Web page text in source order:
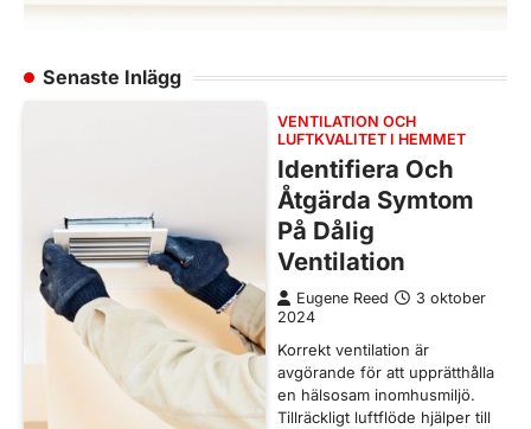
Senaste Inlägg
VENTILATION OCH
LUFTKVALITET I HEMMET
Identifiera Och
Åtgärda Symtom
På Dålig
Ventilation
Eugene Reed
3 oktober
2024
Korrekt ventilation är
avgörande för att upprätthålla
en hälsosam inomhusmiljö.
Tillräckligt luftflöde hjälper till